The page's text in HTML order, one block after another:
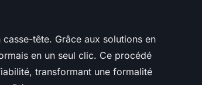
tête. Grâce aux solutions en
en un seul clic. Ce procédé
transformant une formalité